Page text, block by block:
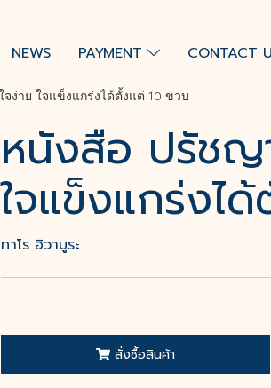
NEWS PAYMENT CONTACT
ง่าย ใจแข็งแกร่งได้ตั้งแต่ 10 ขวบ
หนังสือ ปรัชญ
ใจแข็งแกร่งไ
ทาโร อิวามูระ
สั่งซื้อสินค้า